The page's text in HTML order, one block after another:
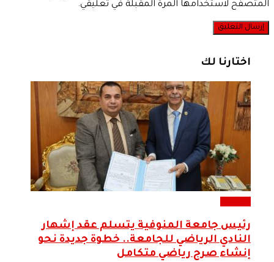
المتصفح لاستخدامها المرة المقبلة في تعليقي.
اختارنا لك
رئيس جامعة المنوفية يتسلم عقد إشهار
النادي الرياضي للجامعة.. خطوة جديدة نحو
إنشاء صرح رياضي متكامل